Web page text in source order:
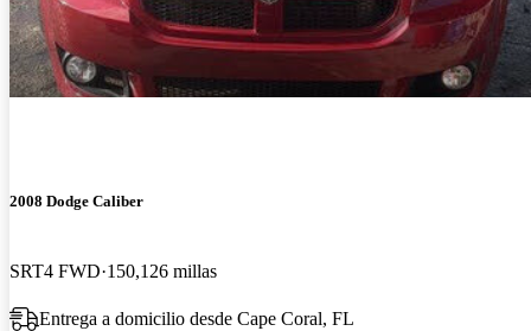
2008 Dodge Caliber
SRT4 FWD 150,126 millas
Entrega a domicilio desde Cape Coral, FL